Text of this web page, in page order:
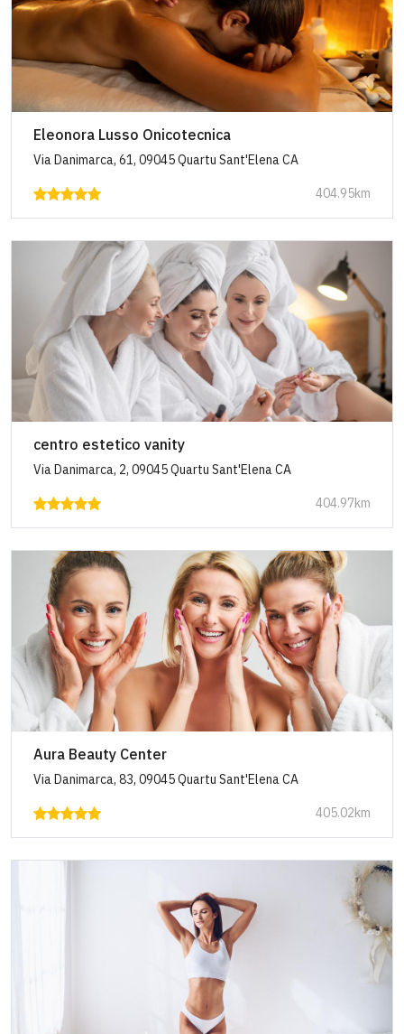
Eleonora Lusso Onicotecnica
Via Danimarca, 61, 09045 Quartu Sant'Elena CA
404.95km
centro estetico vanity
Via Danimarca, 2, 09045 Quartu Sant'Elena CA
404.97km
Aura Beauty Center
Via Danimarca, 83, 09045 Quartu Sant'Elena CA
405.02km